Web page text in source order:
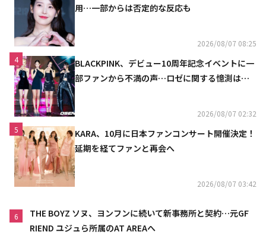
用…一部からは否定的な反応も
2026/08/07 08:25
4
BLACKPINK、デビュー10周年記念イベントに一
部ファンから不満の声…ロゼに関する憶測は否
2026/08/07 02:32
5
KARA、10月に日本ファンコンサート開催決定！
延期を経てファンと再会へ
2026/08/07 03:42
6
THE BOYZ ソヌ、ヨンフンに続いて新事務所と契約…元GF
RIEND ユジュら所属のAT AREAへ